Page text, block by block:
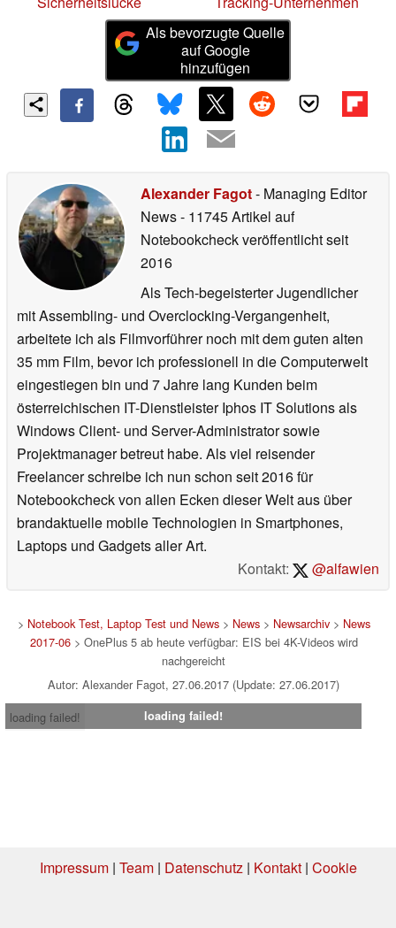
Als bevorzugte Quelle
auf Google
hinzufügen
Alexander Fagot- Managing Editor
News- 11745 Artikel auf
Notebookcheck veröffentlichtseit
2016
Als Tech-begeisterter Jugendlicher
mit Assembling- und Overclocking-Vergangenheit,
arbeitete ich als Filmvorführer noch mit dem guten alten
35 mm Film, bevor ich professionell in die Computerwelt
eingestiegen bin und 7 Jahre lang Kunden beim
österreichischen IT-Dienstleister Iphos IT Solutions als
Windows Client- und Server-Administrator sowie
Projektmanager betreut habe. Als viel reisender
Freelancer schreibe ich nun schon seit 2016 für
Notebookcheck von allen Ecken dieser Welt aus über
brandaktuelle mobile Technologien in Smartphones,
Laptops und Gadgets aller Art.
Kontakt:
@alfawien
> Notebook Test, Laptop Test und News> News> Newsarchiv> News
2017-06> OnePlus 5 ab heute verfügbar: EIS bei 4K-Videos wird
nachgereicht
Autor: Alexander Fagot, 27.06.2017 (Update: 27.06.2017)
loading failed!
loading failed!
Impressum| Team| Datenschutz| Kontakt| Cookie